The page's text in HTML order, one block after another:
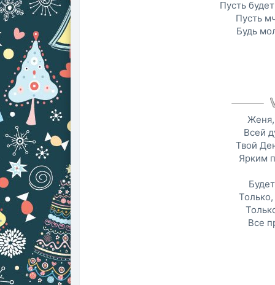
Пусть
Пусть
Будь
Женя,
Всей
Твой
Ярким
Все